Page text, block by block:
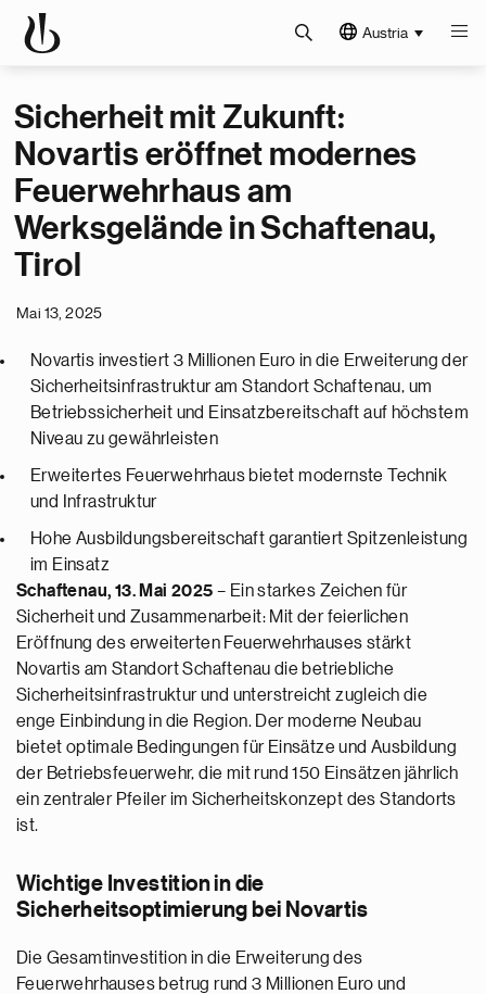
Austria
Sicherheit mit Zukunft:
Novartis eröffnet modernes
Feuerwehrhaus am
Werksgelände in Schaftenau,
Tirol
Mai 13, 2025
Novartis investiert 3 Millionen Euro in die Erweiterung der
Sicherheitsinfrastruktur am Standort Schaftenau, um
Betriebssicherheit und Einsatzbereitschaft auf höchstem
Niveau zu gewährleisten
Erweitertes Feuerwehrhaus bietet modernste Technik
und Infrastruktur
Hohe Ausbildungsbereitschaft garantiert Spitzenleistung
im Einsatz
Schaftenau, 13. Mai 2025 – Ein starkes Zeichen für
Sicherheit und Zusammenarbeit: Mit der feierlichen
Eröffnung des erweiterten Feuerwehrhauses stärkt
Novartis am Standort Schaftenau die betriebliche
Sicherheitsinfrastruktur und unterstreicht zugleich die
enge Einbindung in die Region. Der moderne Neubau
bietet optimale Bedingungen für Einsätze und Ausbildung
der Betriebsfeuerwehr, die mit rund 150 Einsätzen jährlich
ein zentraler Pfeiler im Sicherheitskonzept des Standorts
ist.
Wichtige Investition in die
Sicherheitsoptimierung bei Novartis
Die Gesamtinvestition in die Erweiterung des
Feuerwehrhauses betrug rund 3 Millionen Euro und